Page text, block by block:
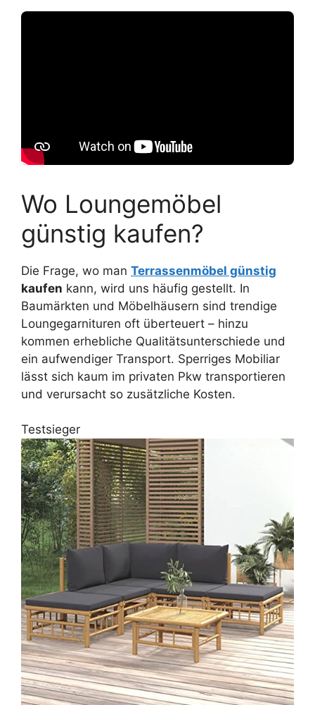
Wo Loungemöbel
günstig kaufen?
Die Frage, wo man Terrassenmöbel günstig
kaufen kann, wird uns häufig gestellt. In
Baumärkten und Möbelhäusern sind trendige
Loungegarnituren oft überteuert – hinzu
kommen erhebliche Qualitätsunterschiede und
ein aufwendiger Transport. Sperriges Mobiliar
lässt sich kaum im privaten Pkw transportieren
und verursacht so zusätzliche Kosten.
Testsieger